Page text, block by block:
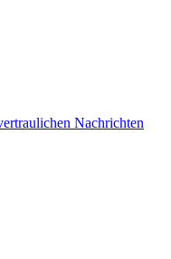
Nachrichten